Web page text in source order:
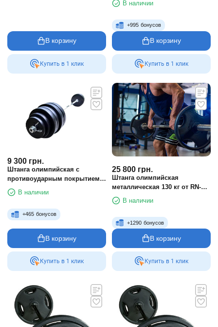
В корзину
Купить в 1 клик
2.2 м)
В наличии
+995 бонусов
В корзину
Купить в 1 клик
9 300 грн.
Штанга олимпийская с
противоударным покрытием
на 135 кг
В наличии
+465 бонусов
В корзину
Купить в 1 клик
25 800 грн.
Штанга олимпийская
металлическая 130 кг от RN-
Sport. Гриф до 680 кг
В наличии
+1290 бонусов
В корзину
Купить в 1 клик